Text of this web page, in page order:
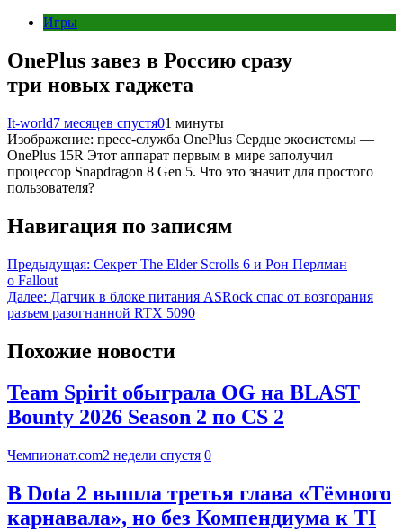
Игры
OnePlus завез в Россию сразу
три новых гаджета
It-world7 месяцев спустя01 минуты
Изображение: пресс-служба OnePlus Сердце экосистемы —
OnePlus 15R Этот аппарат первым в мире заполучил
процессор Snapdragon 8 Gen 5. Что это значит для простого
пользователя?
Навигация по записям
Предыдущая: Секрет The Elder Scrolls 6 и Рон Перлман
о Fallout
Далее: Датчик в блоке питания ASRock спас от возгорания
разъем разогнанной RTX 5090
Похожие новости
Team Spirit обыграла OG на BLAST
Bounty 2026 Season 2 по CS 2
Чемпионат.com2 недели спустя 0
В Dota 2 вышла третья глава «Тёмного
карнавала», но без Компендиума к TI